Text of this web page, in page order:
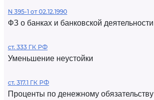
N 395-1 от 02.12.1990
ФЗ о банках и банковской деятельности
ст. 333 ГК РФ
Уменьшение неустойки
ст. 317.1 ГК РФ
Проценты по денежному обязательству